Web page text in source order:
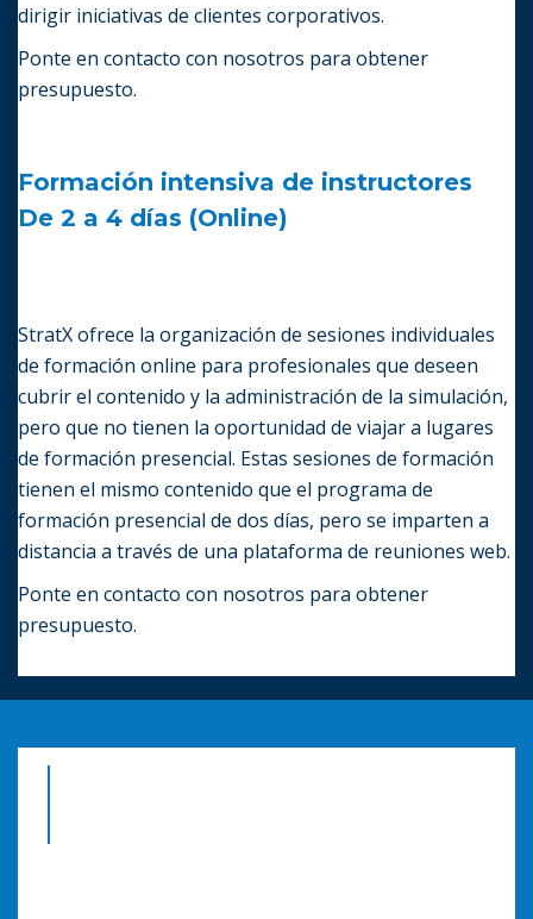
dirigir iniciativas de clientes corporativos.
Ponte en contacto con nosotros para obtener
presupuesto.
Formación intensiva de instructores
De 2 a 4 días (Online)
StratX ofrece la organización de sesiones individuales
de formación online para profesionales que deseen
cubrir el contenido y la administración de la simulación,
pero que no tienen la oportunidad de viajar a lugares
de formación presencial. Estas sesiones de formación
tienen el mismo contenido que el programa de
formación presencial de dos días, pero se imparten a
distancia a través de una plataforma de reuniones web.
Ponte en contacto con nosotros para obtener
presupuesto.